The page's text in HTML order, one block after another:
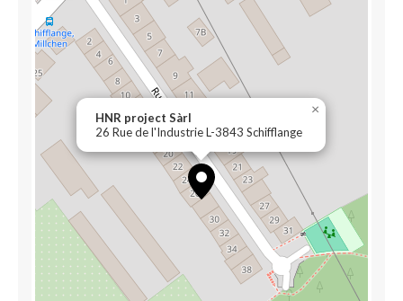
HNR project Sàrl
26 Rue de l'Industrie L-3843 Schifflange
×